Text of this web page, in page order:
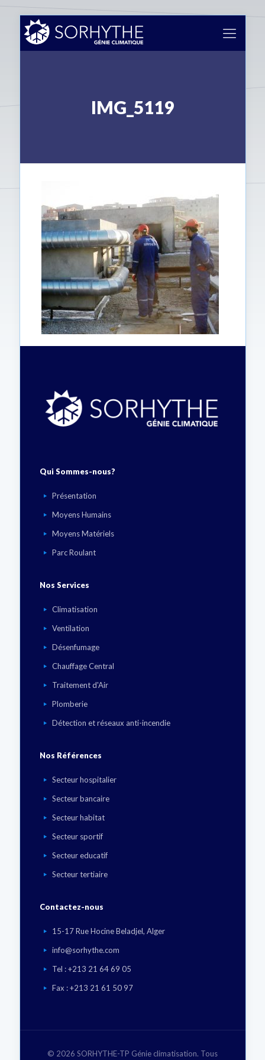
IMG_5119
Qui Sommes-nous?
Présentation
Moyens Humains
Moyens Matériels
Parc Roulant
Nos Services
Climatisation
Ventilation
Désenfumage
Chauffage Central
Traitement d'Air
Plomberie
Détection et réseaux anti-incendie
Nos Références
Secteur hospitalier
Secteur bancaire
Secteur habitat
Secteur sportif
Secteur educatif
Secteur tertiaire
Contactez-nous
15-17 Rue Hocine Beladjel, Alger
info@sorhythe.com
Tel : +213 21 64 69 05
Fax : +213 21 61 50 97
© 2026 SORHYTHE-TP Génie climatisation. Tous